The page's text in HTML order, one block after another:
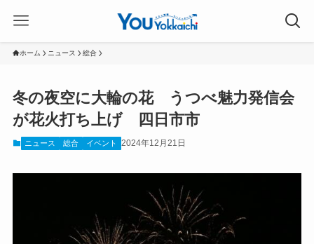
ホーム ニュース 総合
冬の夜空に大輪の花 うつべ魅力発信会
が花火打ち上げ 四日市市
ニュース 総合 イベント 2024年12月21日